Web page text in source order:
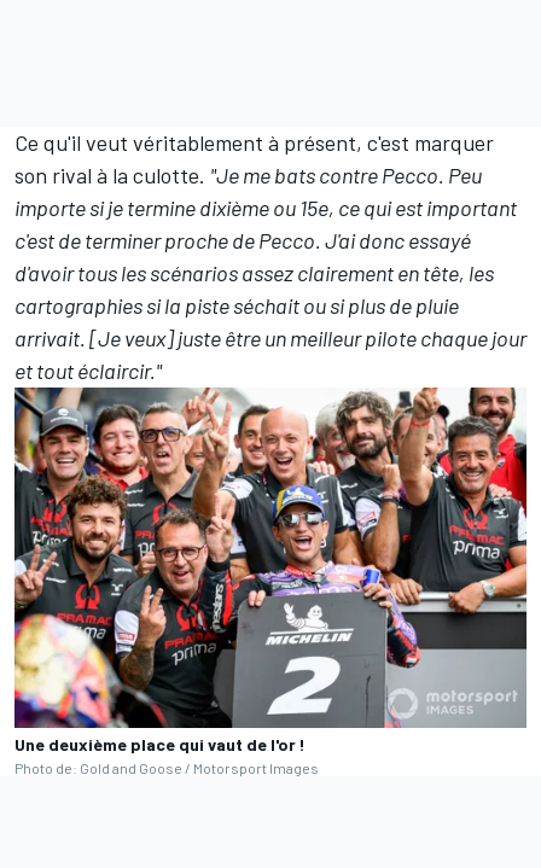
Ce qu'il veut véritablement à présent, c'est marquer
son rival à la culotte. "Je me bats contre Pecco. Peu
importe si je termine dixième ou 15e, ce qui est important
c'est de terminer proche de Pecco. J'ai donc essayé
d'avoir tous les scénarios assez clairement en tête, les
cartographies si la piste séchait ou si plus de pluie
arrivait. [Je veux] juste être un meilleur pilote chaque jour
et tout éclaircir."
Une deuxième place qui vaut de l'or !
Photo de: Gold and Goose / Motorsport Images